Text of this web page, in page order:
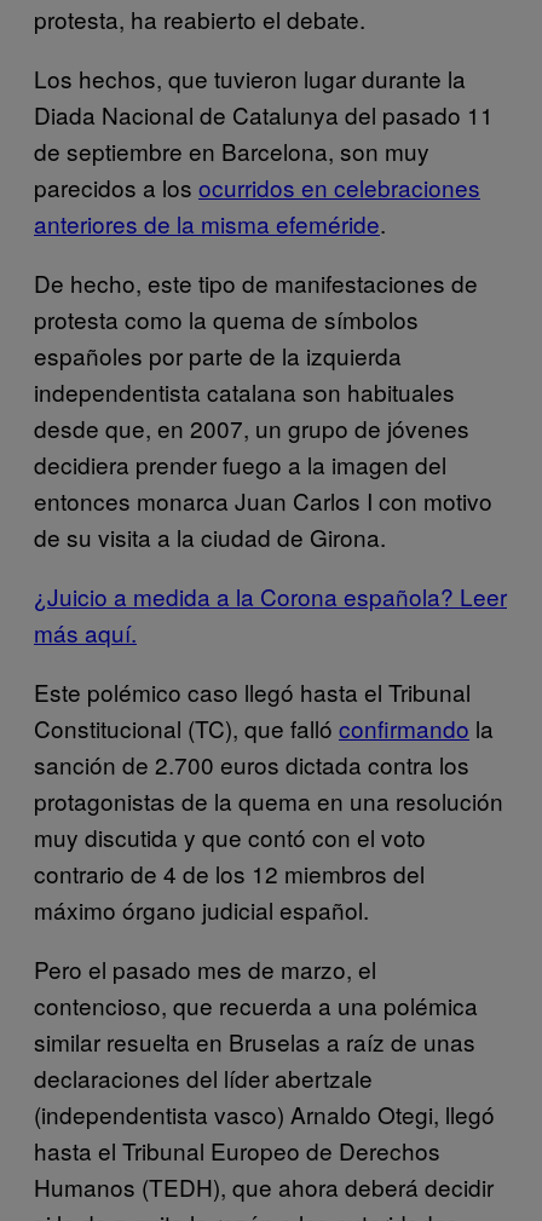
protesta, ha reabierto el debate.
Los hechos, que tuvieron lugar durante la
Diada Nacional de Catalunya del pasado 11
de septiembre en Barcelona, son muy
parecidos a los ocurridos en celebraciones
anteriores de la misma efeméride.
De hecho, este tipo de manifestaciones de
protesta como la quema de símbolos
españoles por parte de la izquierda
independentista catalana son habituales
desde que, en 2007, un grupo de jóvenes
decidiera prender fuego a la imagen del
entonces monarca Juan Carlos I con motivo
de su visita a la ciudad de Girona.
¿Juicio a medida a la Corona española? Leer
más aquí.
Este polémico caso llegó hasta el Tribunal
Constitucional (TC), que falló confirmando la
sanción de 2.700 euros dictada contra los
protagonistas de la quema en una resolución
muy discutida y que contó con el voto
contrario de 4 de los 12 miembros del
máximo órgano judicial español.
Pero el pasado mes de marzo, el
contencioso, que recuerda a una polémica
similar resuelta en Bruselas a raíz de unas
declaraciones del líder abertzale
(independentista vasco) Arnaldo Otegi, llegó
hasta el Tribunal Europeo de Derechos
Humanos (TEDH), que ahora deberá decidir